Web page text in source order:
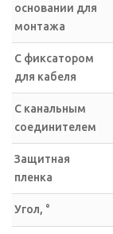
основании для
монтажа
С фиксатором
для кабеля
С канальным
соединителем
Защитная
пленка
Угол, °